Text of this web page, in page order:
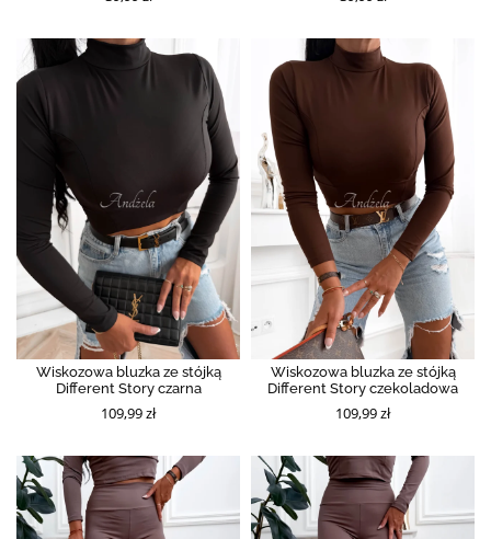
Wiskozowa bluzka ze stójką
Different Story czarna
109,99 zł
Wiskozowa bluzka ze stójką
Different Story czekoladowa
109,99 zł